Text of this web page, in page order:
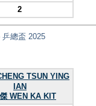
2
乒總盃 2025
TSUN YING
IAN
WEN KA KIT